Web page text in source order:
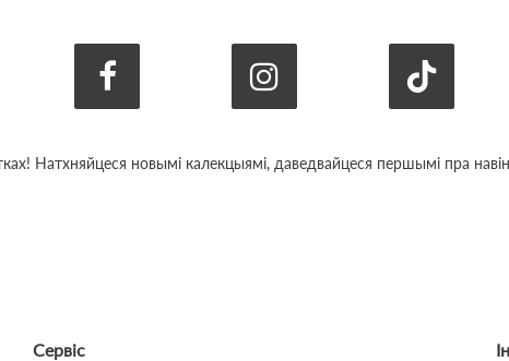
Натхняйцеся новымі калекцыямі, даведвайцеся першымі пра
Сервіс